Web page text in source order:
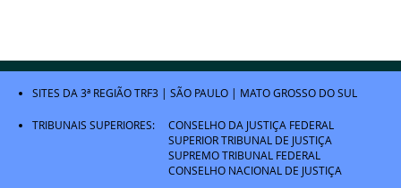
SITES DA 3ª REGIÃOTRF3 | SÃO PAULO | MATO GROSSO DO SUL
TRIBUNAIS SUPERIORES:
CONSELHO DA JUSTIÇA FEDERAL
SUPERIOR TRIBUNAL DE JUSTIÇA
SUPREMO TRIBUNAL FEDERAL
CONSELHO NACIONAL DE JUSTIÇA